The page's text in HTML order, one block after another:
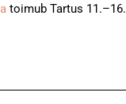
toimub Tartus